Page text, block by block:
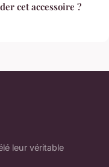
cet accessoire ?
leur véritable